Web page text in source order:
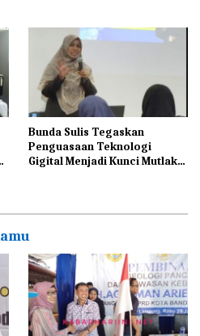
Bunda Sulis Tegaskan
Penguasaan Teknologi
Gigital Menjadi Kunci Mutlak